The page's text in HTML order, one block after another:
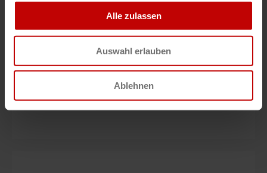
Alle zulassen
Auswahl erlauben
Ablehnen
FTE automotive systems